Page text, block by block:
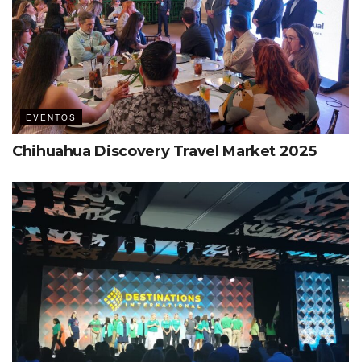
Alimentos que puedes donar
Comida enlatada
Atún en sobre
Arroz, frijol, lentejas
EVENTOS
Chihuahua Discovery Travel Market 2025